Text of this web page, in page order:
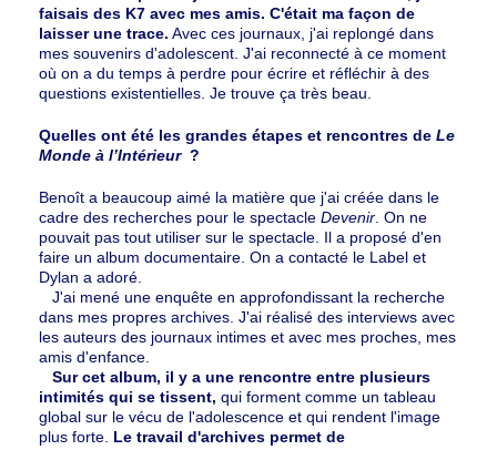
faisais des K7 avec mes amis. C'était ma façon de
laisser une trace. Avec ces journaux, j'ai replongé dans
mes souvenirs d'adolescent. J'ai reconnecté à ce moment
où on a du temps à perdre pour écrire et réfléchir à des
questions existentielles. Je trouve ça très beau.
Quelles ont été les grandes étapes et rencontres de Le
Monde à l’Intérieur ?
Benoît a beaucoup aimé la matière que j'ai créée dans le
cadre des recherches pour le spectacle Devenir . On ne
pouvait pas tout utiliser sur le spectacle. Il a proposé d'en
faire un album documentaire. On a contacté le Label et
Dylan a adoré.
J'ai mené une enquête en approfondissant la recherche
dans mes propres archives. J'ai réalisé des interviews avec
les auteurs des journaux intimes et avec mes proches, mes
amis d'enfance.
Sur cet album, il y a une rencontre entre plusieurs
intimités qui se tissent, qui forment comme un tableau
global sur le vécu de l'adolescence et qui rendent l'image
plus forte. Le travail d'archives permet de